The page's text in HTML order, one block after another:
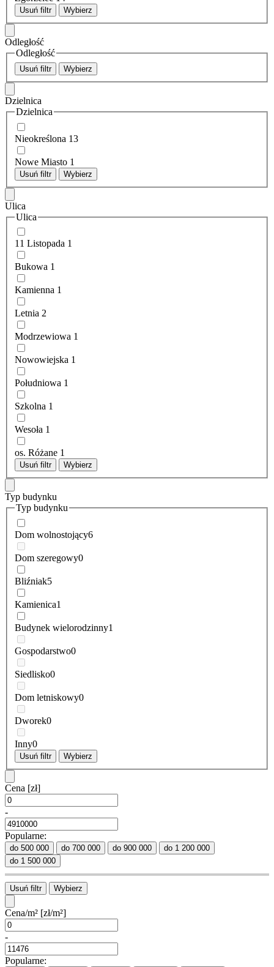
Usuń filtr Wybierz
Odległość
Odległość
Usuń filtr Wybierz
Dzielnica
Dzielnica
Nieokreślona 13
Nowe Miasto 1
Usuń filtr Wybierz
Ulica
Ulica
11 Listopada 1
Bukowa 1
Kamienna 1
Letnia 2
Modrzewiowa 1
Nowowiejska 1
Południowa 1
Szkolna 1
Wesoła 1
os. Różane 1
Usuń filtr Wybierz
Typ budynku
Typ budynku
Dom wolnostojący6
Dom szeregowy0
Bliźniak5
Kamienica1
Budynek wielorodzinny1
Gospodarstwo0
Siedlisko0
Dom letniskowy0
Dworek0
Inny0
Usuń filtr Wybierz
Cena [zł]
-
Popularne:
do 500 000 do 700 000 do 900 000
do 1 200 000
do 1 500 000
Usuń filtr Wybierz
Cena/m² [zł/m²]
-
Popularne: